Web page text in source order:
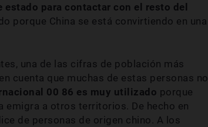
para contactar con el resto del
porque China se está convirtiendo en una
una de las cifras de población más
cuenta que muchas de estas personas no
00 86 es muy utilizado porque
emigra a otros territorios. De hecho en
de personas de origen chino. A los